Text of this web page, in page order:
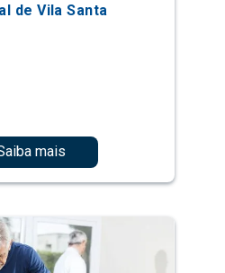
de Vila Santa
mais